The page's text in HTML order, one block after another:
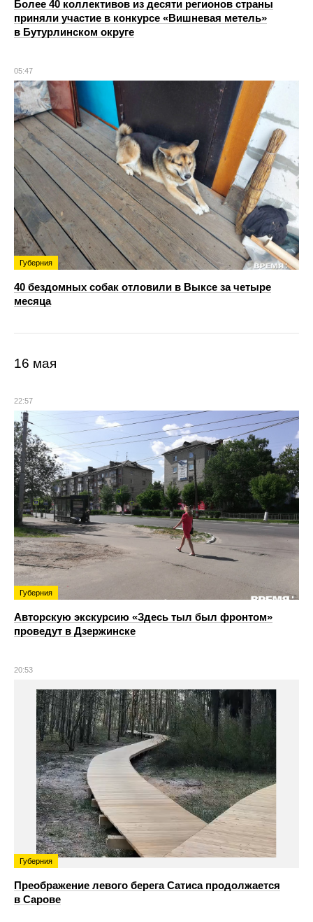
Более 40 коллективов из десяти регионов страны
приняли участие в конкурсе «Вишневая метель»
в Бутурлинском округе
05:47
Губерния
40 бездомных собак отловили в Выксе за четыре
месяца
16 мая
22:57
Губерния
Авторскую экскурсию «Здесь тыл был фронтом»
проведут в Дзержинске
20:53
Губерния
Преображение левого берега Сатиса продолжается
в Сарове